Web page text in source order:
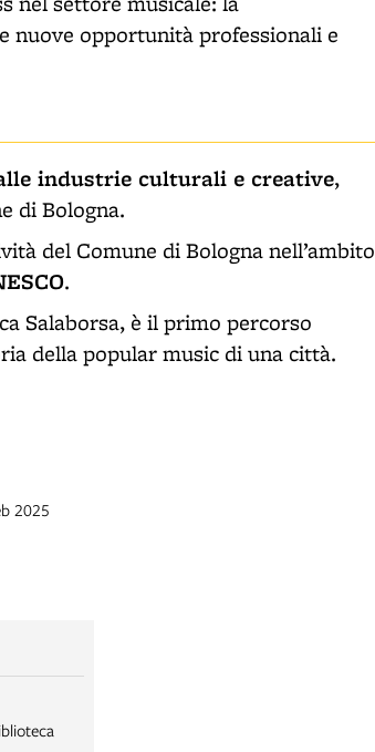
nuove opportunità professionali e
industrie culturali e creative,
di Bologna.
del Comune di Bologna nell’ambito
.
Salaborsa, è il primo percorso
della popular music di una città.
2025